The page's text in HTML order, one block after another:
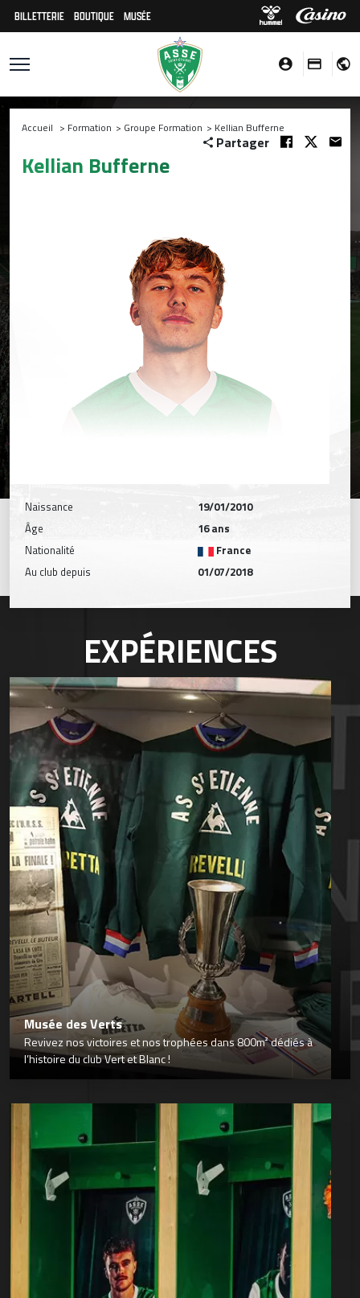
BILLETTERIE BOUTIQUE MUSÉE
Accueil > Formation > Groupe Formation > Kellian Bufferne
Partager
Kellian Bufferne
Naissance
19/01/2010
Âge
16 ans
Nationalité
France
Au club depuis
01/07/2018
EXPÉRIENCES
Musée des Verts
Revivez nos victoires et nos trophées dans 800m² dédiés à
l’histoire du club Vert et Blanc !